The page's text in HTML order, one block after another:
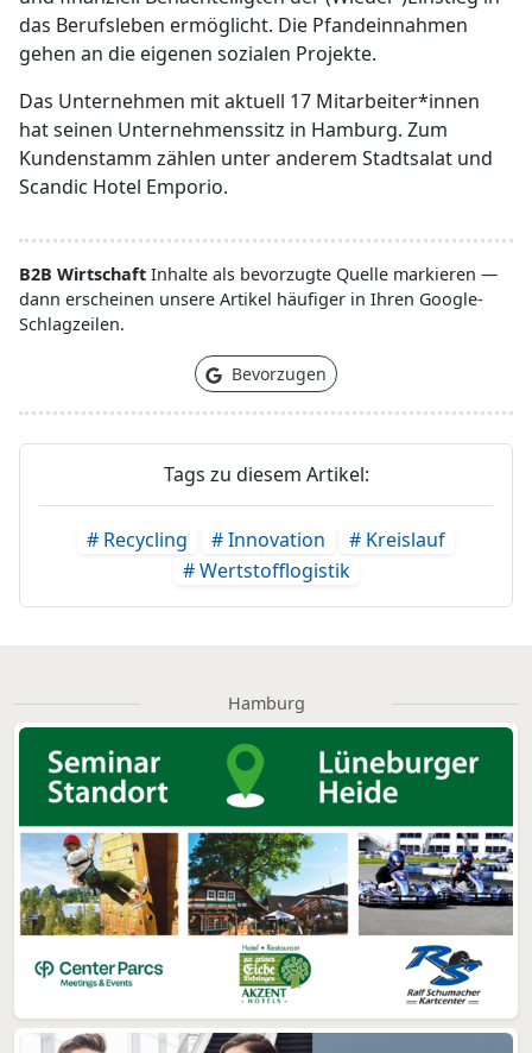
das Berufsleben ermöglicht. Die Pfandeinnahmen
gehen an die eigenen sozialen Projekte.
Das Unternehmen mit aktuell 17 Mitarbeiter*innen
hat seinen Unternehmenssitz in Hamburg. Zum
Kundenstamm zählen unter anderem Stadtsalat und
Scandic Hotel Emporio.
B2B Wirtschaft Inhalte als bevorzugte Quelle markieren —
dann erscheinen unsere Artikel häufiger in Ihren Google-
Schlagzeilen.
Bevorzugen
Tags zu diesem Artikel:
# Recycling # Innovation
# Kreislauf
# Wertstofflogistik
Hamburg